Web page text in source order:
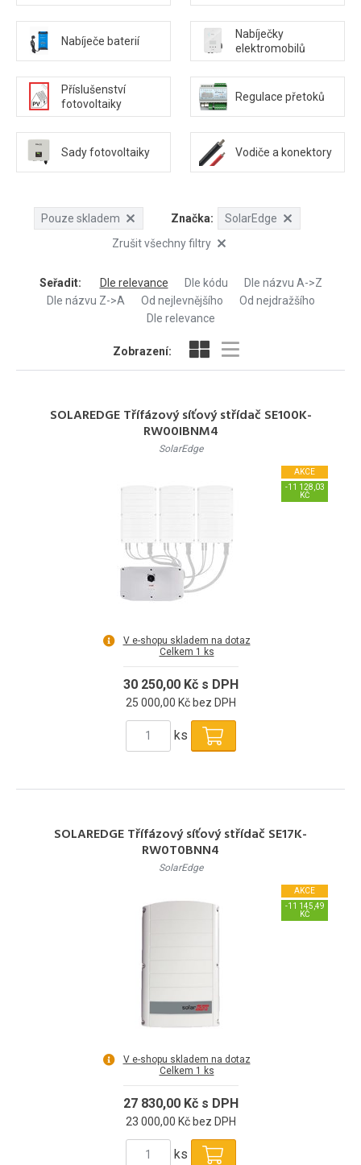
Nabíječe baterií
Nabíječky
elektromobilů
Příslušenství
fotovoltaiky
Regulace přetoků
Sady fotovoltaiky Vodiče a konektory
Pouze skladem Značka:
SolarEdge
Zrušit všechny filtry
Seřadit: Dle relevance Dle kódu
Dle názvu A->Z
Dle názvu Z->A
Od nejlevnějšího
Od nejdražšího
Dle relevance
Zobrazení:
SOLAREDGE Třífázový síťový střídač SE100K-
RW00IBNM4
SolarEdge
AKCE
-11 128,03
KČ
V e-shopu skladem na dotaz
Celkem 1 ks
30 250,00 Kč s DPH
25 000,00 Kč bez DPH
ks
SOLAREDGE Třífázový síťový střídač SE17K-
RW0T0BNN4
SolarEdge
AKCE
-11 145,49
KČ
V e-shopu skladem na dotaz
Celkem 1 ks
27 830,00 Kč s DPH
23 000,00 Kč bez DPH
ks